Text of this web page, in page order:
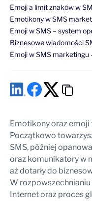
Emoji a limit znaków w
Emotikony w SMS
Emoji w SMS – system
Biznesowe wiadomości
Emoji w SMS marketingu
Emotikony oraz
Początkowo
SMS, później
oraz komunikatory w
aż dotarły do
W
Internet oraz proces